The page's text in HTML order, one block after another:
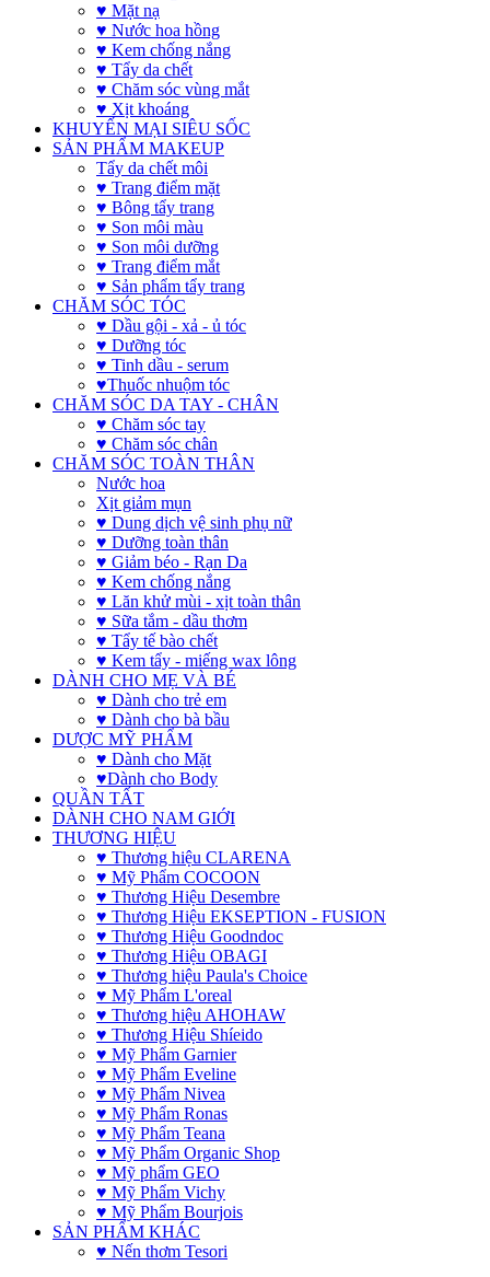
♥ Mặt nạ
♥ Nước hoa hồng
♥ Kem chống nắng
♥ Tẩy da chết
♥ Chăm sóc vùng mắt
♥ Xịt khoáng
KHUYẾN MẠI SIÊU SỐC
SẢN PHẨM MAKEUP
Tẩy da chết môi
♥ Trang điểm mặt
♥ Bông tẩy trang
♥ Son môi màu
♥ Son môi dưỡng
♥ Trang điểm mắt
♥ Sản phẩm tẩy trang
CHĂM SÓC TÓC
♥ Dầu gội - xả - ủ tóc
♥ Dưỡng tóc
♥ Tinh dầu - serum
♥Thuốc nhuộm tóc
CHĂM SÓC DA TAY - CHÂN
♥ Chăm sóc tay
♥ Chăm sóc chân
CHĂM SÓC TOÀN THÂN
Nước hoa
Xịt giảm mụn
♥ Dung dịch vệ sinh phụ nữ
♥ Dưỡng toàn thân
♥ Giảm béo - Rạn Da
♥ Kem chống nắng
♥ Lăn khử mùi - xịt toàn thân
♥ Sữa tắm - dầu thơm
♥ Tẩy tế bào chết
♥ Kem tẩy - miếng wax lông
DÀNH CHO MẸ VÀ BÉ
♥ Dành cho trẻ em
♥ Dành cho bà bầu
DƯỢC MỸ PHẨM
♥ Dành cho Mặt
♥Dành cho Body
QUẦN TẤT
DÀNH CHO NAM GIỚI
THƯƠNG HIỆU
♥ Thương hiệu CLARENA
♥ Mỹ Phẩm COCOON
♥ Thương Hiệu Desembre
♥ Thương Hiệu EKSEPTION - FUSION
♥ Thương Hiệu Goodndoc
♥ Thương Hiệu OBAGI
♥ Thương hiệu Paula's Choice
♥ Mỹ Phẩm L'oreal
♥ Thương hiệu AHOHAW
♥ Thương Hiệu Shíeido
♥ Mỹ Phẩm Garnier
♥ Mỹ Phẩm Eveline
♥ Mỹ Phẩm Nivea
♥ Mỹ Phẩm Ronas
♥ Mỹ Phẩm Teana
♥ Mỹ Phẩm Organic Shop
♥ Mỹ phẩm GEO
♥ Mỹ Phẩm Vichy
♥ Mỹ Phẩm Bourjois
SẢN PHẨM KHÁC
♥ Nến thơm Tesori